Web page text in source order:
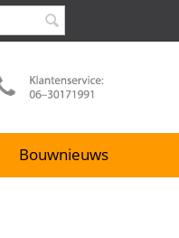
Bouwnieuws